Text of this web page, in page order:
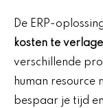
De ERP-
kosten te
verschillende
human resource
bespaar je tijd